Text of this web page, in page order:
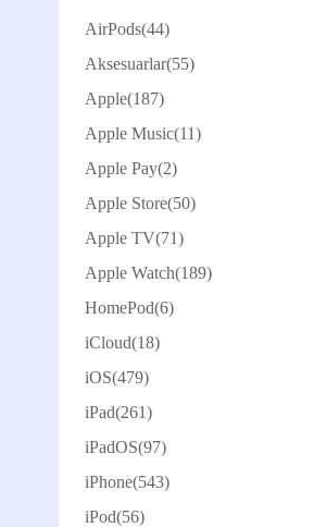
AirPods(44)
Aksesuarlar(55)
Apple(187)
Apple Music(11)
Apple Pay(2)
Apple Store(50)
Apple TV(71)
Apple Watch(189)
HomePod(6)
iCloud(18)
iOS(479)
iPad(261)
iPadOS(97)
iPhone(543)
iPod(56)